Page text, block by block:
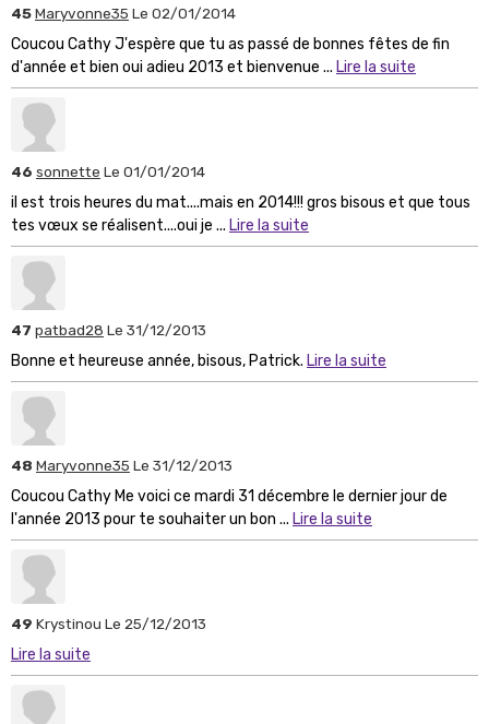
45Maryvonne35 Le 02/01/2014
Coucou Cathy J'espère que tu as passé de bonnes fêtes de fin
d'année et bien oui adieu 2013 et bienvenue ... Lire la suite
46 sonnette Le 01/01/2014
il est trois heures du mat....mais en 2014!!! gros bisous et que tous
tes vœux se réalisent....oui je ... Lire la suite
47 patbad28 Le 31/12/2013
Bonne et heureuse année, bisous, Patrick. Lire la suite
48 Maryvonne35 Le 31/12/2013
Coucou Cathy Me voici ce mardi 31 décembre le dernier jour de
l'année 2013 pour te souhaiter un bon ... Lire la suite
49 Krystinou Le 25/12/2013
Lire la suite